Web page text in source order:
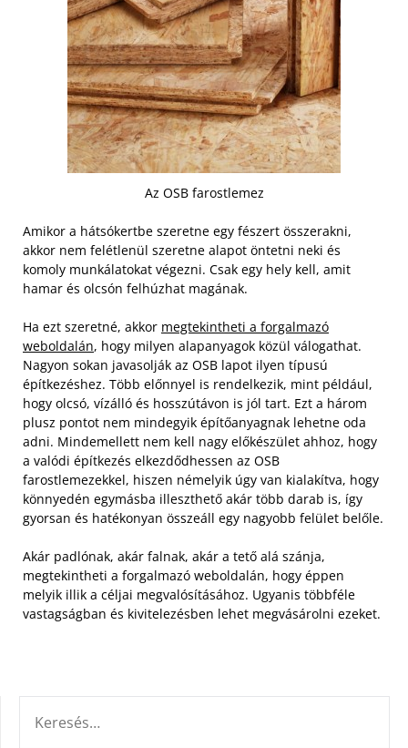
Az OSB farostlemez
Amikor a hátsókertbe szeretne egy fészert összerakni,
akkor nem felétlenül szeretne alapot öntetni neki és
komoly munkálatokat végezni. Csak egy hely kell, amit
hamar és olcsón felhúzhat magának.
Ha ezt szeretné, akkor megtekintheti a forgalmazó
weboldalán, hogy milyen alapanyagok közül válogathat.
Nagyon sokan javasolják az OSB lapot ilyen típusú
építkezéshez. Több előnnyel is rendelkezik, mint például,
hogy olcsó, vízálló és hosszútávon is jól tart. Ezt a három
plusz pontot nem mindegyik építőanyagnak lehetne oda
adni. Mindemellett nem kell nagy előkészület ahhoz, hogy
a valódi építkezés elkezdődhessen az OSB
farostlemezekkel, hiszen némelyik úgy van kialakítva, hogy
könnyedén egymásba illeszthető akár több darab is, így
gyorsan és hatékonyan összeáll egy nagyobb felület belőle.
Akár padlónak, akár falnak, akár a tető alá szánja,
megtekintheti a forgalmazó weboldalán, hogy éppen
melyik illik a céljai megvalósításához. Ugyanis többféle
vastagságban és kivitelezésben lehet megvásárolni ezeket.